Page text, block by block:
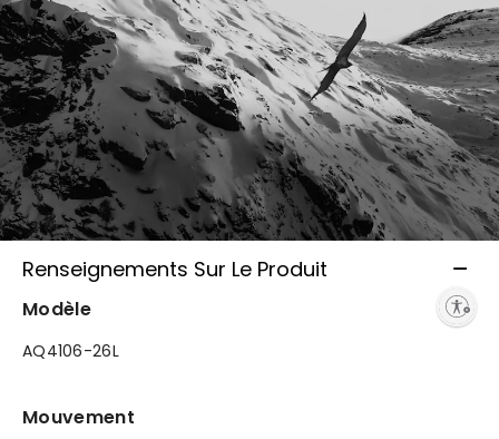
Renseignements Sur Le Produit
Modèle
AQ4106-26L
Mouvement